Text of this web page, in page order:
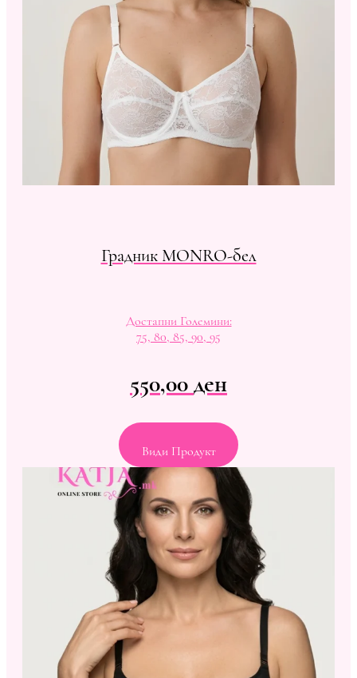
Градник MONRO-бел
Достапни Големини:
75, 80, 85, 90, 95
550,00ден
Види Продукт